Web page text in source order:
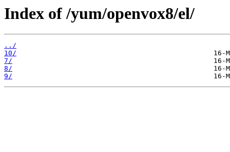
Index of /yum/openvox8/el/
../
10/
7/
8/
9/